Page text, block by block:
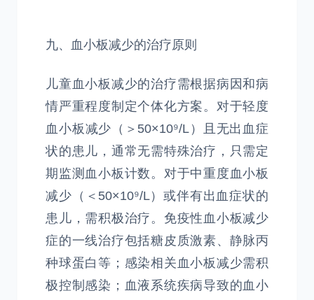
九、血小板减少的治疗原则
儿童血小板减少的治疗需根据病因和病
情严重程度制定个体化方案。对于轻度
血小板减少（＞50×10⁹/L）且无出血症
状的患儿，通常无需特殊治疗，只需定
期监测血小板计数。对于中重度血小板
减少（＜50×10⁹/L）或伴有出血症状的
患儿，需积极治疗。免疫性血小板减少
症的一线治疗包括糖皮质激素、静脉丙
种球蛋白等；感染相关血小板减少需积
极控制感染；血液系统疾病导致的血小